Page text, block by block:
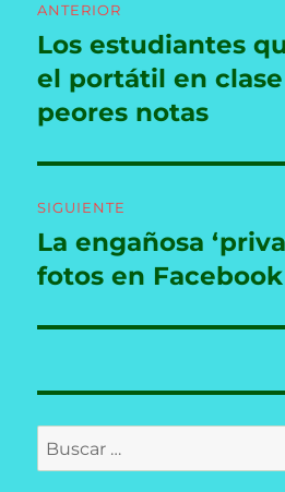
de
entradas
ANTERIOR
Entrada
anterior:
Los estudiantes
el portátil en
peores notas
SIGUIENTE
Entrada
siguiente:
La engañosa
fotos en Facebook
Buscar
por: